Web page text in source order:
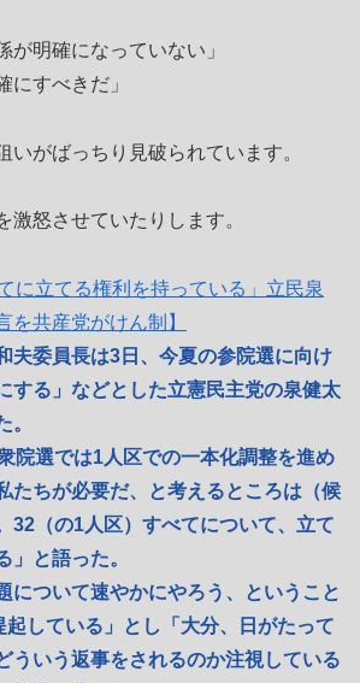
が明確になっていない」
にすべきだ」
いがばっちり見破られています。
激怒させていたりします。
に立てる権利を持っている」立民泉
を共産党がけん制】
夫委員長は3日、今夏の参院選に向け
する」などとした立憲民主党の泉健太
。
院選では1人区での一本化調整を進め
たちが必要だ、と考えるところは（候
32（の1人区）すべてについて、立て
」と語った。
について速やかにやろう、ということ
起している」とし「大分、日がたって
ういう返事をされるのか注視している